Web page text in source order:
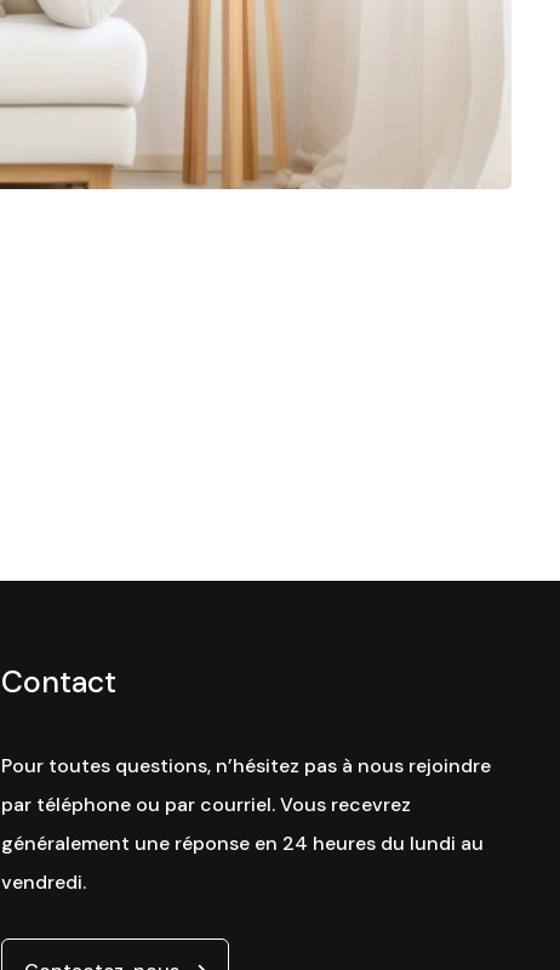
Contact
Pour toutes questions, n’hésitez pas à nous rejoindre
par téléphone ou par courriel. Vous recevrez
généralement une réponse en 24 heures du lundi au
vendredi.